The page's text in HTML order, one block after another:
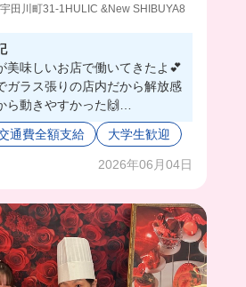
田川町31-1HULIC &New SHIBUYA8
美味しいお店で働いてきたよ💕
ガラス張りの店内だから解放感
ら動きやすかった🙌
っちゃ優しくて、帰りにお菓子
ていきたいって思うようなバ先
通費全額支給 大学生歓迎
2026年06月04日